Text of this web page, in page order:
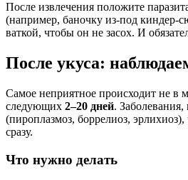
После извлечения положите
(например, баночку из-под киндер-
ваткой, чтобы он не засох. И
После укуса:
Самое неприятное происходит не в
следующих 2–20 дней.
(пироплазмоз, боррелиоз,
сразу.
Что нужно делать